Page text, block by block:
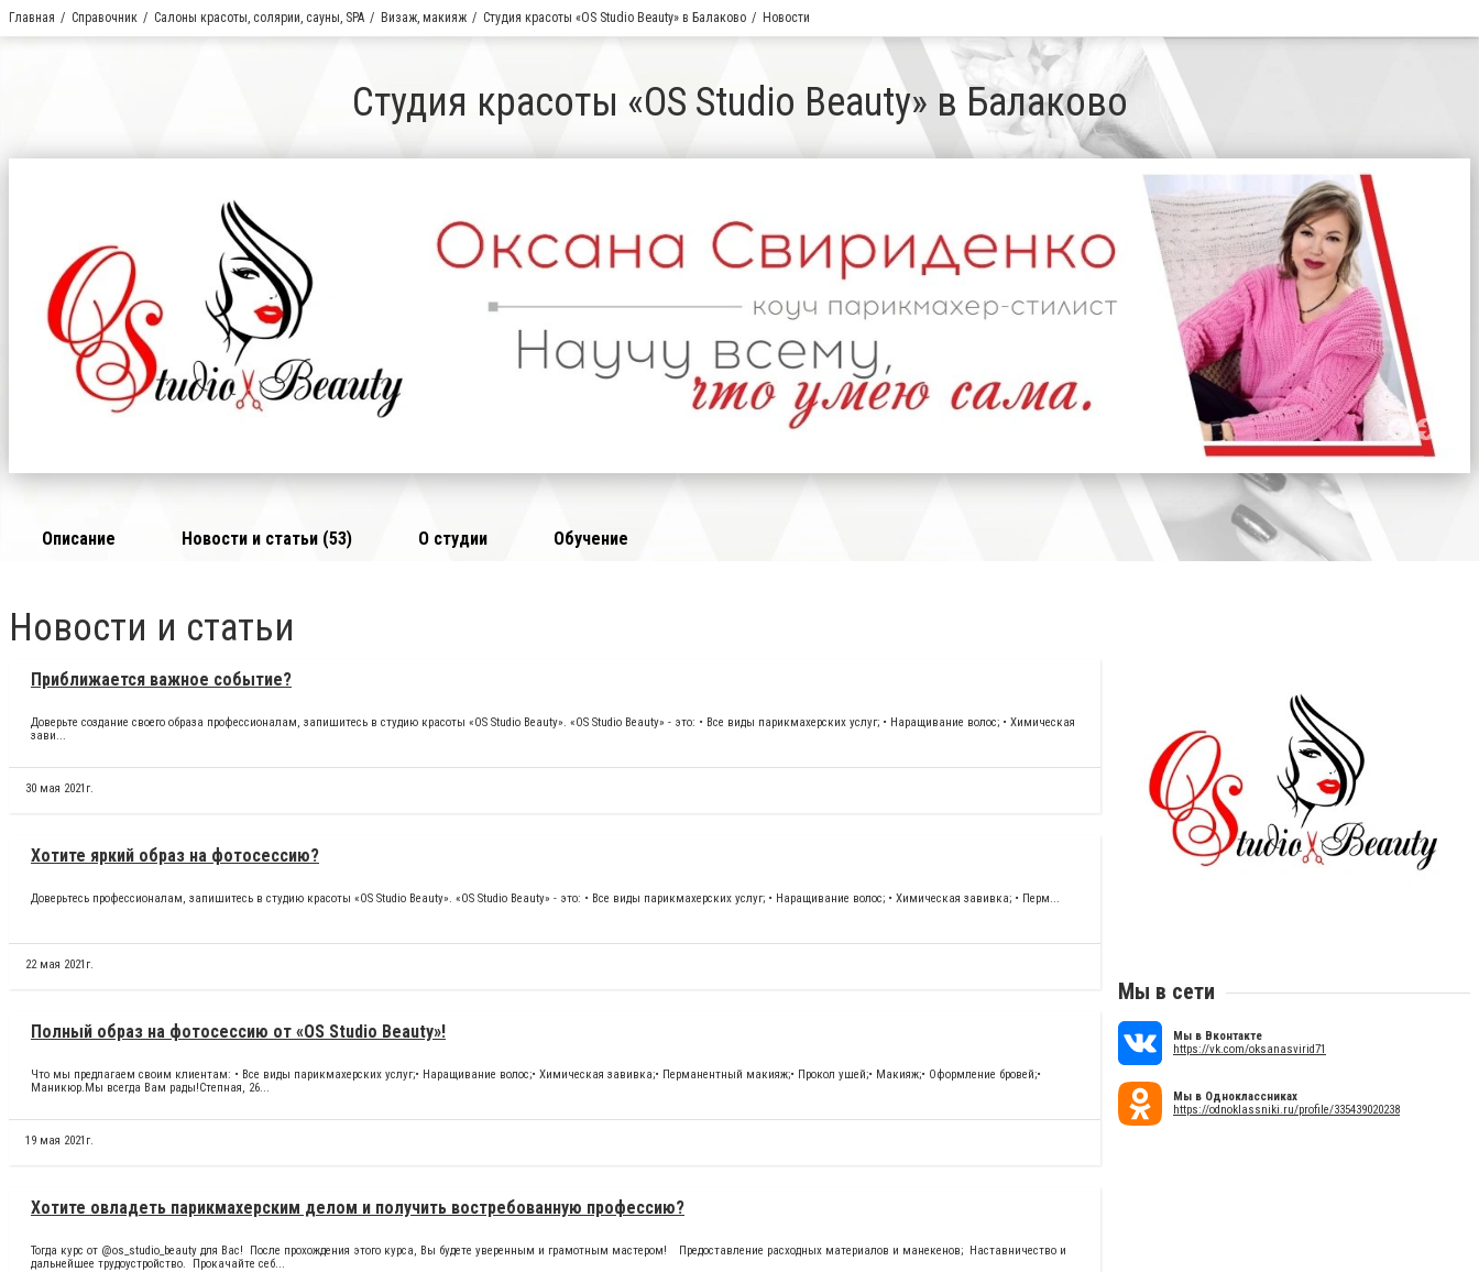
Главная Справочник Салоны красоты, солярии, сауны, SPA Визаж, макияж Студия красоты «OS Studio Beauty» в Балаково Новости
Студия красоты «OS Studio Beauty» в Балаково
Описание Новости и статьи (53) О студии Обучение
Новости и статьи
Приближается важное событие?
Доверьте создание своего образа профессионалам, запишитесь в студию красоты «OS Studio Beauty». «OS Studio Beauty» - это: • Все виды парикмахерских услуг; • Наращивание волос; • Химическая
зави...
30 мая 2021г.
Хотите яркий образ на фотосессию?
Доверьтесь профессионалам, запишитесь в студию красоты «OS Studio Beauty». «OS Studio Beauty» - это: • Все виды парикмахерских услуг; • Наращивание волос; • Химическая завивка; • Перм...
22 мая 2021г.
Полный образ на фотосессию от «OS Studio Beauty»!
Что мы предлагаем своим клиентам: • Все виды парикмахерских услуг;• Наращивание волос;• Химическая завивка;• Перманентный макияж;• Прокол ушей;• Макияж;• Оформление бровей;•
Маникюр.Мы всегда Вам рады!Степная, 26...
19 мая 2021г.
Хотите овладеть парикмахерским делом и получить востребованную профессию?
Тогда курс от @os_studio_beauty для Вас! После прохождения этого курса, Вы будете уверенным и грамотным мастером! ⠀Предоставление расходных материалов и манекенов; Наставничество и
дальнейшее трудоустройство. Прокачайте себ...
Мы в сети
Мы в Вконтакте
https://vk.com/oksanasvirid71
Мы в Одноклассниках
https://odnoklassniki.ru/profile/335439020238